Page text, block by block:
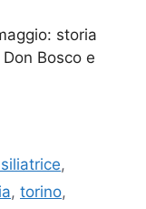
storia
Bosco e
,
, torino,